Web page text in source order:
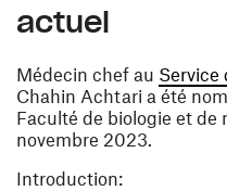
actuel
Médecin chef au Service
Chahin Achtari a été
Faculté de biologie et de
novembre 2023.
Introduction: